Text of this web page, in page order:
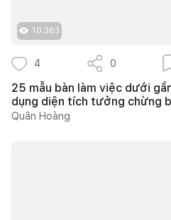
10.363
4 0
25 mẫu bàn làm việc dưới
dụng diện tích tưởng chừng
Quân Hoàng